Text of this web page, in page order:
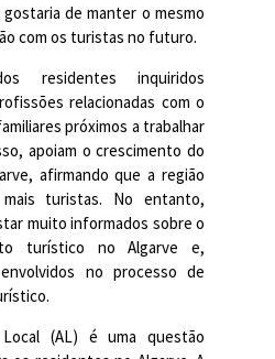
de manter o mesmo
com os turistas no futuro.
residentes inquiridos
relacionadas com o
próximos a trabalhar
apoiam o crescimento do
afirmando que a região
turistas. No entanto,
muito informados sobre o
turístico no Algarve e,
no processo de
(AL) é uma questão